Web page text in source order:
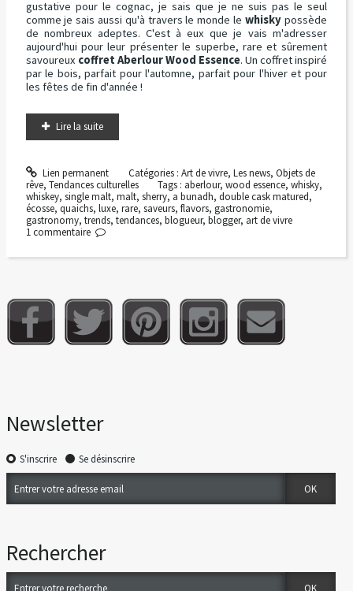
gustative pour le cognac, je sais que je ne suis pas le seul
comme je sais aussi qu'à travers le monde le whiskypossède
de nombreux adeptes. C'est à eux que je vais m'adresser
aujourd'hui pour leur présenter le superbe, rare et sûrement
savoureux coffret Aberlour Wood Essence. Un coffret inspiré
par le bois, parfait pour l'automne, parfait pour l'hiver et pour
les fêtes de fin d'année !
Lire la suite
Lien permanent Catégories : Art de vivre, Les news, Objets de
rêve, Tendances culturelles Tags : aberlour,wood essence,whisky,
whiskey, single malt, malt, sherry, a bunadh, double cask matured,
écosse, quaichs, luxe, rare, saveurs, flavors, gastronomie,
gastronomy, trends, tendances, blogueur, blogger, art de vivre
1 commentaire
Newsletter
S'inscrire Se désinscrire
Rechercher